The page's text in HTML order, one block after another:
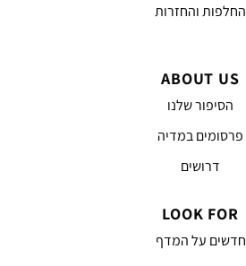
החלפות והחזרות
ABOUT US
הסיפור שלנו
פרסומים במדיה
דרושים
LOOK FOR
חדשים על המדף